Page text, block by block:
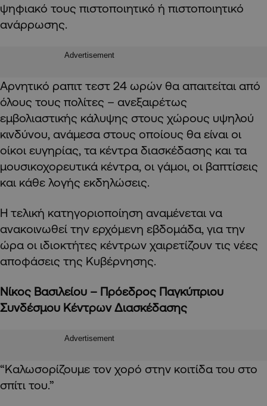
ψηφιακό τους πιστοποιητικό ή πιστοποιητικό
ανάρρωσης.
Advertisement
Αρνητικό ραπιτ τεστ 24 ωρών θα απαιτείται από
όλους τους πολίτες – ανεξαιρέτως
εμβολιαστικής κάλυψης στους χώρους υψηλού
κινδύνου, ανάμεσα στους οποίους θα είναι οι
οίκοι ευγηρίας, τα κέντρα διασκέδασης και τα
μουσικοχορευτικά κέντρα, οι γάμοι, οι βαπτίσεις
και κάθε λογής εκδηλώσεις.
Η τελική κατηγοριοποίηση αναμένεται να
ανακοινωθεί την ερχόμενη εβδομάδα, για την
ώρα οι ιδιοκτήτες κέντρων χαιρετίζουν τις νέες
αποφάσεις της Κυβέρνησης.
Νίκος Βασιλείου – Πρόεδρος Παγκύπριου
Συνδέσμου Κέντρων Διασκέδασης
Advertisement
“Καλωσορίζουμε τον χορό στην κοιτίδα του στο
σπίτι του.”